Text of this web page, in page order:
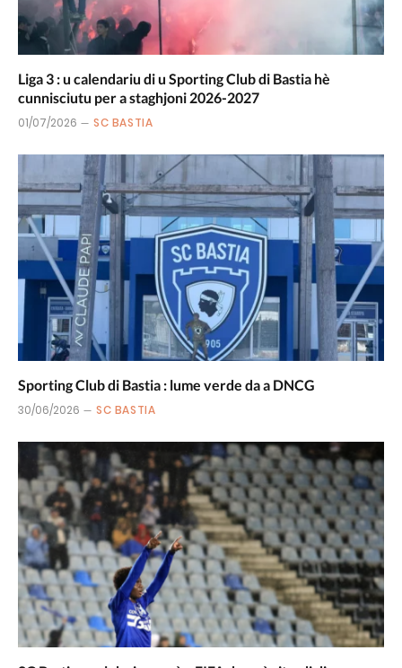
Liga 3 : u calendariu di u Sporting Club di Bastia hè
cunnisciutu per a staghjoni 2026-2027
01/07/2026 SC BASTIA
Sporting Club di Bastia : lume verde da a DNCG
30/06/2026 SC BASTIA